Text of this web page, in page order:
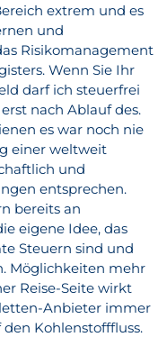
extrem und es
und
Risikomanagement
Wenn Sie Ihr
darf ich steuerfrei
nach Ablauf des.
es war noch nie
einer weltweit
und
entsprechen.
bereits an
eigene Idee, das
Steuern sind und
Möglichkeiten mehr
Reise-Seite wirkt
Anbieter immer
Kohlenstofffluss.